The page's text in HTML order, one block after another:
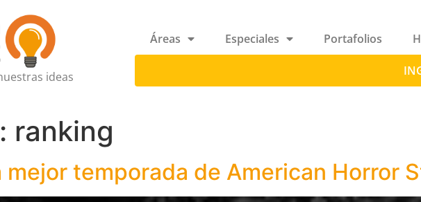
ideas
Áreas Especiales Portafolios
ranking
mejor temporada de American Horror